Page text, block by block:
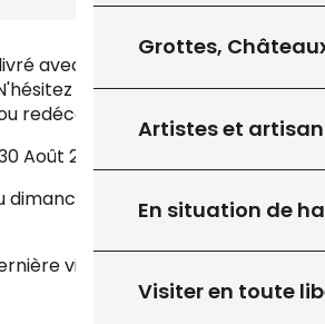
Grottes,
Artistes et
En situation de
Visiter en toute
avec passion à l'occasion
plus et venez faire
redécouvrir la Préhistoire!
Août 2026
de 10H à 12h et de
visite à 17H.